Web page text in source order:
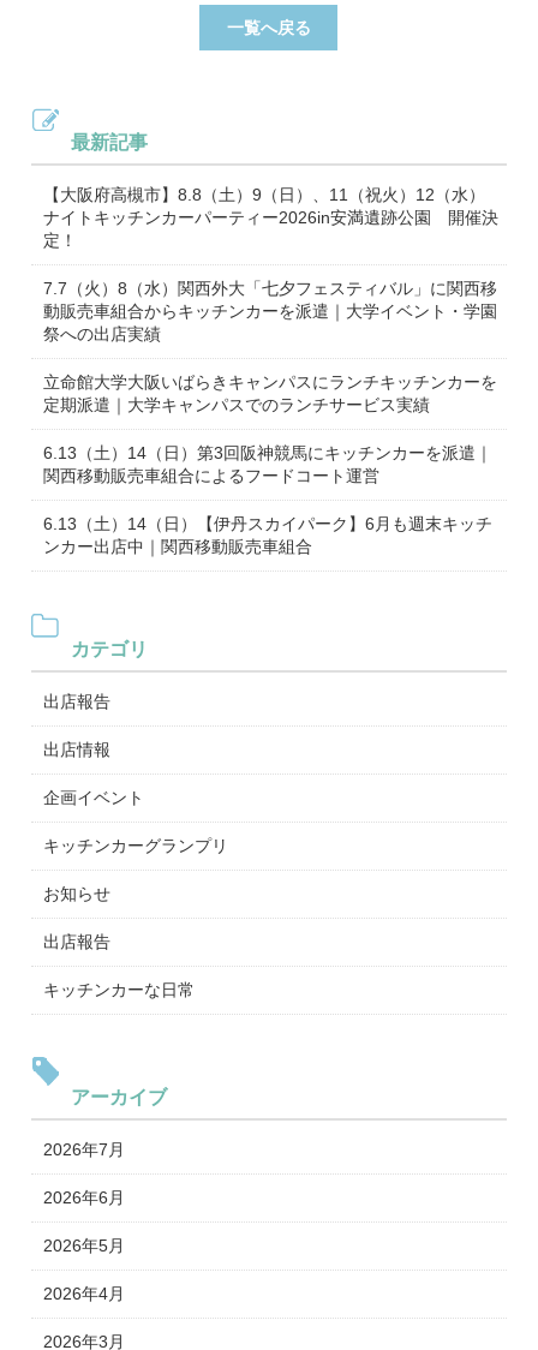
一覧へ戻る
最新記事
【大阪府高槻市】8.8（土）9（日）、11（祝火）12（水）
ナイトキッチンカーパーティー2026in安満遺跡公園 開催決
定！
7.7（火）8（水）関西外大「七夕フェスティバル」に関西移
動販売車組合からキッチンカーを派遣｜大学イベント・学園
祭への出店実績
立命館大学大阪いばらきキャンパスにランチキッチンカーを
定期派遣｜大学キャンパスでのランチサービス実績
6.13（土）14（日）第3回阪神競馬にキッチンカーを派遣｜
関西移動販売車組合によるフードコート運営
6.13（土）14（日）【伊丹スカイパーク】6月も週末キッチ
ンカー出店中｜関西移動販売車組合
カテゴリ
出店報告
出店情報
企画イベント
キッチンカーグランプリ
お知らせ
出店報告
キッチンカーな日常
アーカイブ
2026年7月
2026年6月
2026年5月
2026年4月
2026年3月